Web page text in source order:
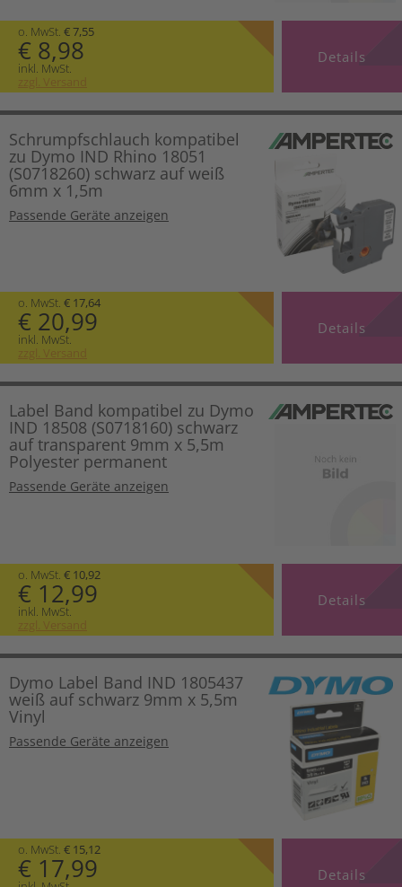
o. MwSt. € 7,55
€ 8,98
inkl. MwSt.
zzgl. Versand
Details
Schrumpfschlauch kompatibel
zu Dymo IND Rhino 18051
(S0718260) schwarz auf weiß
6mm x 1,5m
Passende Geräte anzeigen
o. MwSt. € 17,64
€ 20,99
inkl. MwSt.
zzgl. Versand
Details
Label Band kompatibel zu Dymo
IND 18508 (S0718160) schwarz
auf transparent 9mm x 5,5m
Polyester permanent
Passende Geräte anzeigen
o. MwSt. € 10,92
€ 12,99
inkl. MwSt.
zzgl. Versand
Details
Dymo Label Band IND 1805437
weiß auf schwarz 9mm x 5,5m
Vinyl
Passende Geräte anzeigen
o. MwSt. € 15,12
€ 17,99 Details